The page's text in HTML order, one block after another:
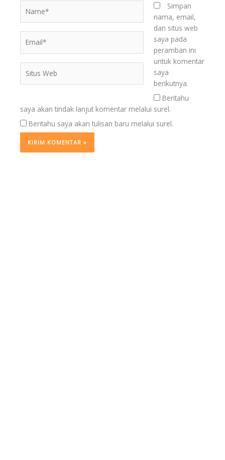
Web
Simpan
nama, email,
dan situs web
saya pada
peramban ini
untuk komentar
saya
berikutnya.
Beritahu
saya akan tindak lanjut komentar melalui surel.
Beritahu saya akan tulisan baru melalui surel.